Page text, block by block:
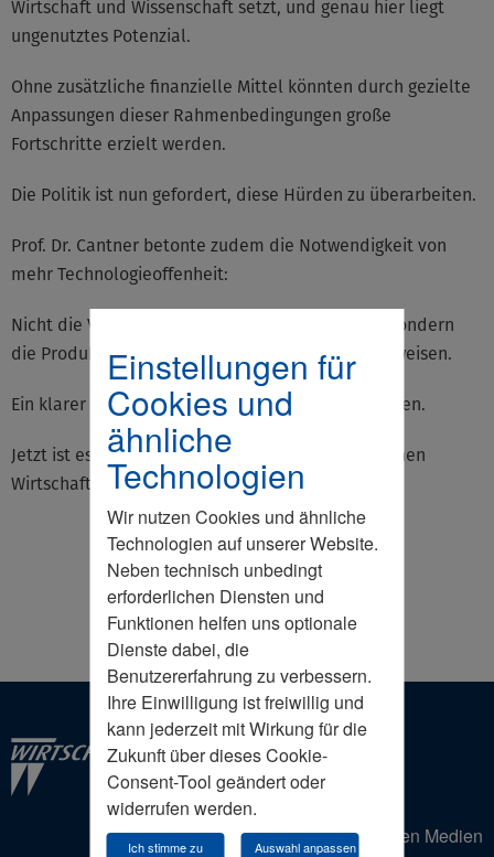
Einstellungen für
Cookies und
ähnliche
Technologien
Wir nutzen Cookies und ähnliche
Technologien auf unserer Website.
Neben technisch unbedingt
erforderlichen Diensten und
Funktionen helfen uns optionale
Dienste dabei, die
Benutzererfahrung zu verbessern.
Ihre Einwilligung ist freiwillig und
kann jederzeit mit Wirkung für die
Zukunft über dieses Cookie-
Consent-Tool geändert oder
widerrufen werden.
Ich stimme zu Auswahl anpassen
Wirtschaft und Wissenschaft setzt, und genau hier liegt
ungenutztes Potenzial.
Ohne zusätzliche finanzielle Mittel könnten durch gezielte
Anpassungen dieser Rahmenbedingungen große
Fortschritte erzielt werden.
Die Politik ist nun gefordert, diese Hürden zu überarbeiten.
Prof. Dr. Cantner betonte zudem die Notwendigkeit von
mehr Technologieoffenheit:
Nicht die Verfahren sollten beschränkt werden, sondern
die Produkte, wenn sie sich als problematisch erweisen.
Ein klarer Appell für zukunftsorientierte Regelungen.
Jetzt ist es an der Zeit, die Potenziale der deutschen
Wirtschaft stärker in den Vordergrund zu rücken.
Der Wirtschaftsrat in den Sozialen Medien